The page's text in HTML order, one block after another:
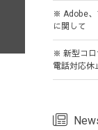
※ Adobe、
に関して
※ 新型コロ
電話対応休